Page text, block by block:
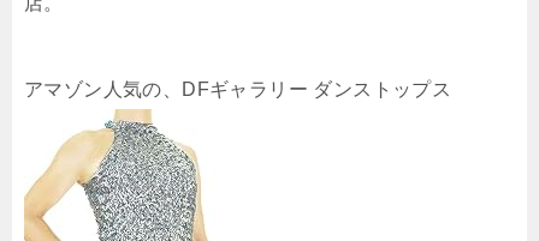
アマゾン人気の、DFギャラリー ダンストップス